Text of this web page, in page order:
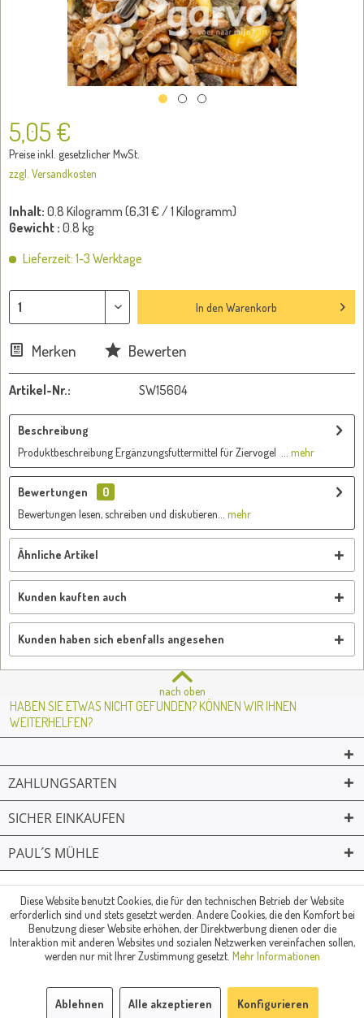
5,05 €
Preise inkl. gesetzlicher MwSt.
zzgl. Versandkosten
Inhalt: 0.8 Kilogramm (6,31 € / 1 Kilogramm)
Gewicht : 0.8 kg
Lieferzeit: 1-3 Werktage
In den Warenkorb
Merken Bewerten
Artikel-Nr.: SW15604
Beschreibung
Produktbeschreibung Ergänzungsfuttermittel für Ziervogel ...
mehr
Bewertungen
0
Bewertungen lesen, schreiben und diskutieren...
mehr
Ähnliche Artikel
Kunden kauften auch
Kunden haben sich ebenfalls angesehen
nach oben
HABEN SIE ETWAS NICHT GEFUNDEN? KÖNNEN WIR IHNEN
WEITERHELFEN?
ZAHLUNGSARTEN
SICHER EINKAUFEN
PAUL´S MÜHLE
© Paul's Mühle | Inhaber: Christof Paul e.K. | Westring 2 | 45659
Recklinghausen
Fax: 02361 -28831 | E-Mail: info@pauls-muehle.de
Diese Website benutzt Cookies, die für den technischen Betrieb der Website
erforderlich sind und stets gesetzt werden. Andere Cookies, die den Komfort bei
Benutzung dieser Website erhöhen, der Direktwerbung dienen oder die
Interaktion mit anderen Websites und sozialen Netzwerken vereinfachen sollen,
werden nur mit Ihrer Zustimmung gesetzt. Mehr Informationen
Ablehnen Alle akzeptieren Konfigurieren